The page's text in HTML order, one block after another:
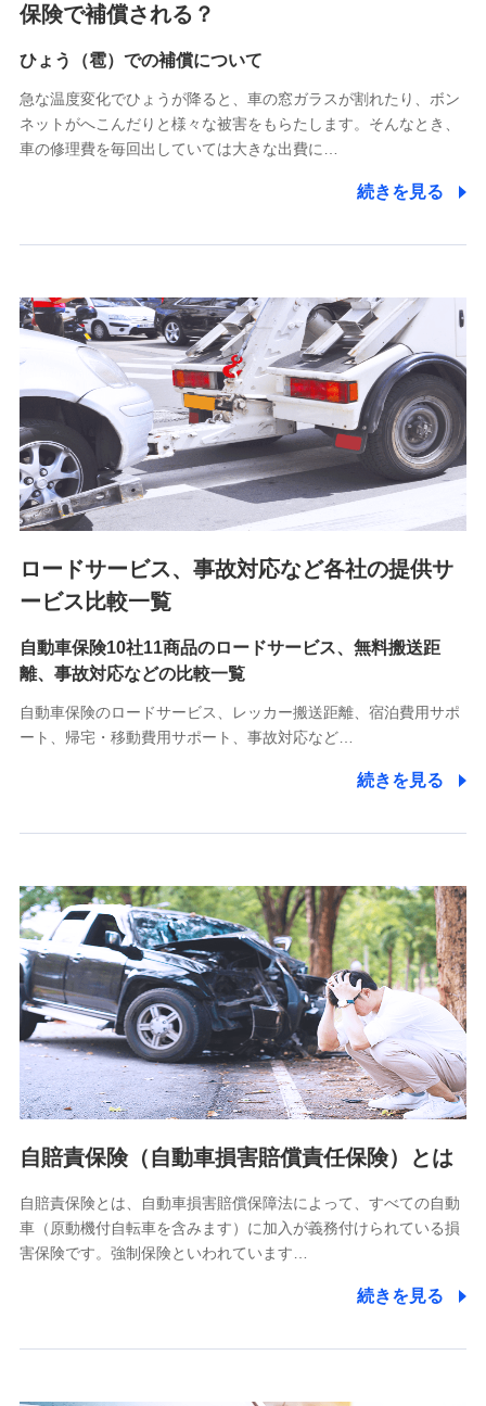
被紹介者への連絡、及び当社と取引のあるもしくは委託を受
けている保険会社・提携会社の保険その他に関する情報を提
供し、金融商品等の契約を勧奨するため
アンケートやキャンペーン等の実施のため
上記に係る連絡・手続き・管理等付帯業務を行うため
5.通話録音にて取得する情報
7.社員（従業者）の個人情報
人事･勤怠･健康・労務等の管理、給与支給、福利厚生・採用
退職関連処理等の各種手続きのため、当社と従業員または従
業員同士の連絡のため
8.取引先個人情報
取引先としての選定業務、営業情報の提供業務、契約締結手
続き業務、取引管理業務、およびこれらに準ずる業務の遂行
のため
9.お問い合わせ情報
各種お問い合わせに対応するため
10.受託業務の 個人情報
受託業務の遂行およびこれらに準ずる業務の遂行のため
11.マイカー通勤管理クラウド並びに法人向けASPサー
をお送りするため
分析するため
当社の対応品質向上やお問い合わせ内容の正確な把握のため
個人情報保護管理者の職名、連絡先
株式会社ドコモ・インシュアランス 営業部長
〒103-0013 東京都中央区日本橋人形町2-14-10 アーバン
ネット日本橋ビル 3F
株式会社ドコモ・インシュアランス
個人情報の第三者提供について
除き、第三者に提供いたしません。
業務の委託
当社は利用目的の達成に必要な範囲内において個人情報の取
保険で補償される？
ひょう（雹）での補償について
急な温度変化でひょうが降ると、車の窓ガラスが割れたり、ボン
ネットがへこんだりと様々な被害をもらたします。そんなとき、
車の修理費を毎回出していては大きな出費に…
続きを見る
ロードサービス、事故対応など各社の提供サ
ービス比較一覧
自動車保険10社11商品のロードサービス、無料搬送距
離、事故対応などの比較一覧
自動車保険のロードサービス、レッカー搬送距離、宿泊費用サポ
ート、帰宅・移動費用サポート、事故対応など…
続きを見る
自賠責保険（自動車損害賠償責任保険）とは
自賠責保険とは、自動車損害賠償保障法によって、すべての自動
車（原動機付自転車を含みます）に加入が義務付けられている損
害保険です。強制保険といわれています…
続きを見る